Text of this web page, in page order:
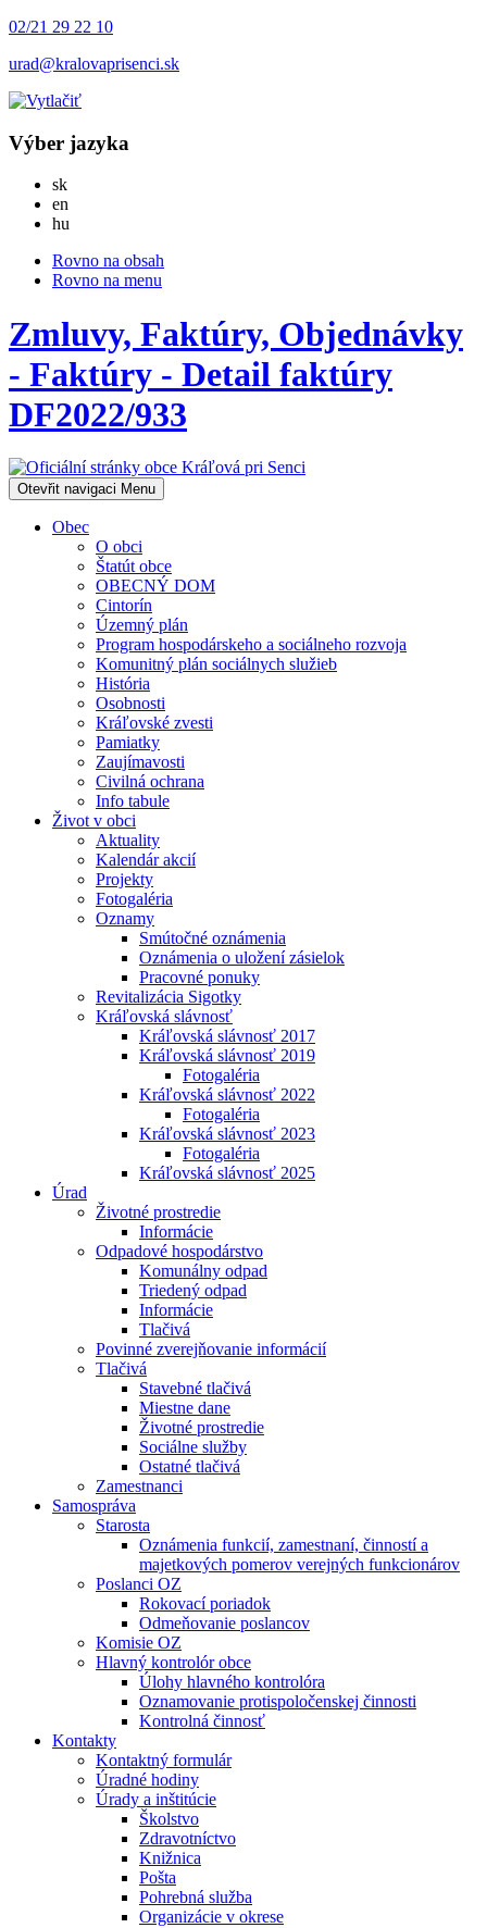
02/21 29 22 10
urad@kralovaprisenci.sk
Výber jazyka
skSlovensky
en
hu
Rovno na obsah
Rovno na menu
Zmluvy, Faktúry, Objednávky
- Faktúry - Detail faktúry
DF2022/933
Otevřit navigaci Menu
Obec
O obci
Štatút obce
OBECNÝ DOM
Cintorín
Územný plán
Program hospodárskeho a sociálneho rozvoja
Komunitný plán sociálnych služieb
História
Osobnosti
Kráľovské zvesti
Pamiatky
Zaujímavosti
Civilná ochrana
Info tabule
Život v obci
Aktuality
Kalendár akcií
Projekty
Fotogaléria
Oznamy
Smútočné oznámenia
Oznámenia o uložení zásielok
Pracovné ponuky
Revitalizácia Sigotky
Kráľovská slávnosť
Kráľovská slávnosť 2017
Kráľovská slávnosť 2019
Fotogaléria
Kráľovská slávnosť 2022
Fotogaléria
Kráľovská slávnosť 2023
Fotogaléria
Kráľovská slávnosť 2025
Úrad
Životné prostredie
Informácie
Odpadové hospodárstvo
Komunálny odpad
Triedený odpad
Informácie
Tlačivá
Povinné zverejňovanie informácií
Tlačivá
Stavebné tlačivá
Miestne dane
Životné prostredie
Sociálne služby
Ostatné tlačivá
Zamestnanci
Samospráva
Starosta
Oznámenia funkcií, zamestnaní, činností a
majetkových pomerov verejných funkcionárov
Poslanci OZ
Rokovací poriadok
Odmeňovanie poslancov
Komisie OZ
Hlavný kontrolór obce
Úlohy hlavného kontrolóra
Oznamovanie protispoločenskej činnosti
Kontrolná činnosť
Kontakty
Kontaktný formulár
Úradné hodiny
Úrady a inštitúcie
Školstvo
Zdravotníctvo
Knižnica
Pošta
Pohrebná služba
Organizácie v okrese